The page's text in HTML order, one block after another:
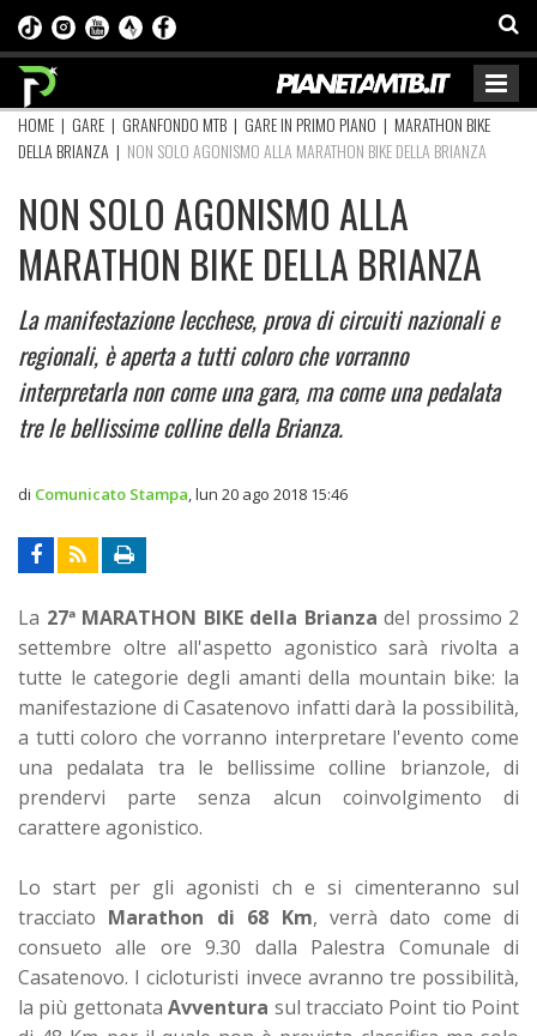
HOME | GARE | GRANFONDO MTB | GARE IN PRIMO PIANO | MARATHON BIKE
DELLA BRIANZA | NON SOLO AGONISMO ALLA MARATHON BIKE DELLA BRIANZA
NON SOLO AGONISMO ALLA
MARATHON BIKE DELLA BRIANZA
La manifestazione lecchese, prova di circuiti nazionali e
regionali, è aperta a tutti coloro che vorranno
interpretarla non come una gara, ma come una pedalata
tre le bellissime colline della Brianza.
di Comunicato Stampa lun 20 ago 2018 15:46
La 27ª MARATHON BIKE della Brianza del prossimo 2
settembre oltre all'aspetto agonistico sarà rivolta a
tutte le categorie degli amanti della mountain bike: la
manifestazione di Casatenovo infatti darà la possibilità,
a tutti coloro che vorranno interpretare l'evento come
una pedalata tra le bellissime colline brianzole, di
prendervi parte senza alcun coinvolgimento di
carattere agonistico.
Lo start per gli agonisti ch e si cimenteranno sul
tracciato Marathon di 68 Km, verrà dato come di
consueto alle ore 9.30 dalla Palestra Comunale di
Casatenovo. I cicloturisti invece avranno tre possibilità,
la più gettonataAvventura sul tracciato Point tio Point